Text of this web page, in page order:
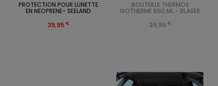
PROTECTION POUR LUNETTE
EN NEOPRENE- SEELAND
39,95 €
BOUTEILLE THERMOS
ISOTHERME 650 ML - BLASER
39,95 €